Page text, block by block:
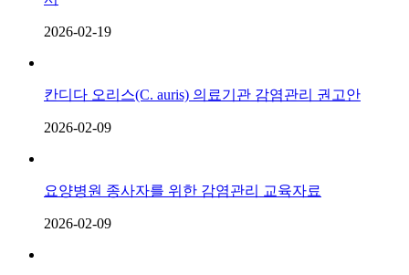
2026-02-19
칸디다 오리스(C. auris) 의료기관 감염관리 권고안
2026-02-09
요양병원 종사자를 위한 감염관리 교육자료
2026-02-09